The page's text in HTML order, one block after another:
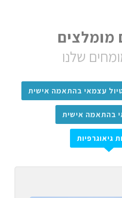
מומלצים
שלנו
עצמאי בהתאמה אישית
בהתאמה אישית
גיאוגרפיות